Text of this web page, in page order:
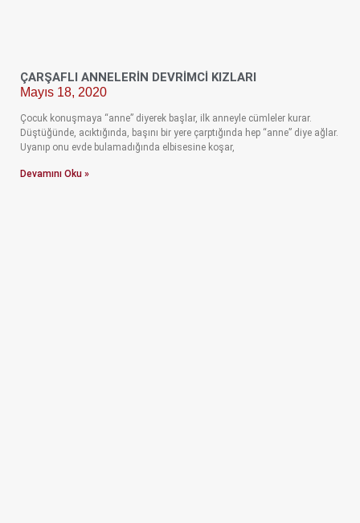
ÇARŞAFLI ANNELERİN DEVRİMCİ KIZLARI
Mayıs 18, 2020
Çocuk konuşmaya “anne” diyerek başlar, ilk anneyle cümleler kurar.
Düştüğünde, acıktığında, başını bir yere çarptığında hep “anne” diye ağlar.
Uyanıp onu evde bulamadığında elbisesine koşar,
Devamını Oku »